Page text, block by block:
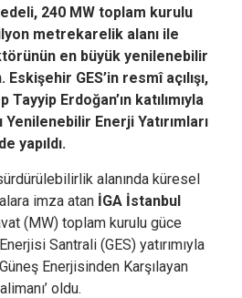
240 MW toplam kurulu
metrekarelik alanı ile
en büyük yenilenebilir
Eskişehir GES’in resmî açılışı,
Erdoğan’ın katılımıyla
Yenilenebilir Enerji Yatırımları
yapıldı.
alanında küresel
imza atan İGA İstanbul
(MW) toplam kurulu güce
Santrali (GES) yatırımıyla
Enerjisinden Karşılayan
oldu.